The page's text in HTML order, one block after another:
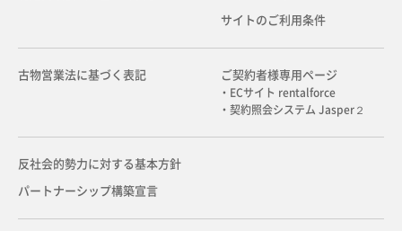
サイトのご利用条件
古物営業法に基づく表記 ご契約者様専用ページ
・ECサイト rentalforce
・契約照会システム Jasper２
反社会的勢力に対する基本方針
パートナーシップ構築宣言